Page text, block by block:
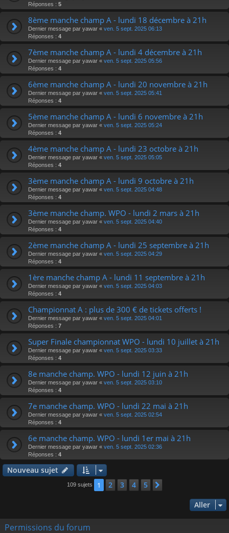
Réponses : 5
8ème manche champ A - lundi 18 décembre à 21h
Dernier message par yawar « ven. 5 sept. 2025 06:13
Réponses : 4
7ème manche champ A - lundi 4 décembre à 21h
Dernier message par yawar « ven. 5 sept. 2025 05:56
Réponses : 4
6ème manche champ A - lundi 20 novembre à 21h
Dernier message par yawar « ven. 5 sept. 2025 05:41
Réponses : 4
5ème manche champ A - lundi 6 novembre à 21h
Dernier message par yawar « ven. 5 sept. 2025 05:24
Réponses : 4
4ème manche champ A - lundi 23 octobre à 21h
Dernier message par yawar « ven. 5 sept. 2025 05:05
Réponses : 4
3ème manche champ A - lundi 9 octobre à 21h
Dernier message par yawar « ven. 5 sept. 2025 04:48
Réponses : 4
3ème manche champ. WPO - lundi 2 mars à 21h
Dernier message par yawar « ven. 5 sept. 2025 04:40
Réponses : 4
2ème manche champ A - lundi 25 septembre à 21h
Dernier message par yawar « ven. 5 sept. 2025 04:29
Réponses : 4
1ère manche champ A - lundi 11 septembre à 21h
Dernier message par yawar « ven. 5 sept. 2025 04:03
Réponses : 4
Championnat A : plus de 300 € de tickets offerts !
Dernier message par yawar « ven. 5 sept. 2025 04:01
Réponses : 7
Super Finale championnat WPO - lundi 10 juillet à 21h
Dernier message par yawar « ven. 5 sept. 2025 03:33
Réponses : 4
8e manche champ. WPO - lundi 12 juin à 21h
Dernier message par yawar « ven. 5 sept. 2025 03:10
Réponses : 4
7e manche champ. WPO - lundi 22 mai à 21h
Dernier message par yawar « ven. 5 sept. 2025 02:54
Réponses : 4
6e manche champ. WPO - lundi 1er mai à 21h
Dernier message par yawar « ven. 5 sept. 2025 02:36
Réponses : 4
Nouveau sujet
109 sujets 1 2 3 4 5
Aller
Permissions du forum